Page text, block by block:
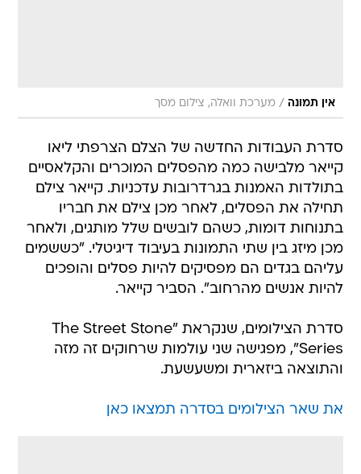
אין תמונה / מערכת וואלה, צילום מסך
סדרת העבודות החדשה של הצלם הצרפתי ליאו
קייאר מלבישה כמה מהפסלים המוכרים והקלאסיים
בתולדות האמנות בגרדרובות עדכניות. קייאר צילם
תחילה את הפסלים, לאחר מכן צילם את חבריו
בתנוחות דומות, כשהם לובשים שלל מותגים, ולאחר
מכן מיזג בין שתי התמונות בעיבוד דיגיטלי. "כששמים
עליהם בגדים הם מפסיקים להיות פסלים והופכים
להיות אנשים מהרחוב". הסביר קייאר.
סדרת הצילומים, שנקראת "The Street Stone
Series", מפגישה שני עולמות שרחוקים זה מזה
והתוצאה ביזארית ומשעשעת.
את שאר הצילומים בסדרה תמצאו כאן